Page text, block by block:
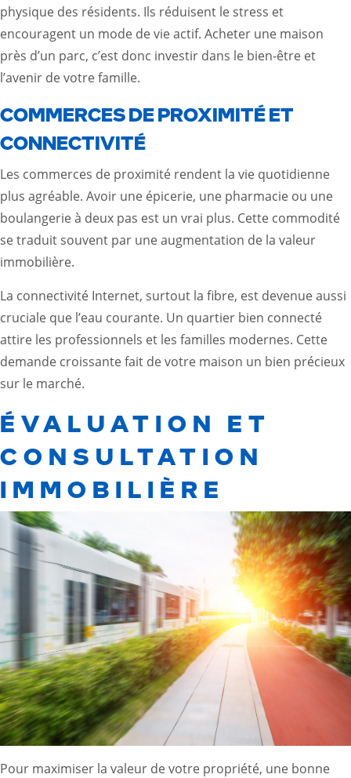
physique des résidents. Ils réduisent le stress et
encouragent un mode de vie actif. Acheter une maison
près d’un parc, c’est donc investir dans le bien-être et
l’avenir de votre famille.
COMMERCES DE PROXIMITÉ ET
CONNECTIVITÉ
Les commerces de proximité rendent la vie quotidienne
plus agréable. Avoir une épicerie, une pharmacie ou une
boulangerie à deux pas est un vrai plus. Cette commodité
se traduit souvent par une augmentation de la valeur
immobilière.
La connectivité Internet, surtout la fibre, est devenue aussi
cruciale que l’eau courante. Un quartier bien connecté
attire les professionnels et les familles modernes. Cette
demande croissante fait de votre maison un bien précieux
sur le marché.
ÉVALUATION ET
CONSULTATION
IMMOBILIÈRE
Pour maximiser la valeur de votre propriété, une bonne